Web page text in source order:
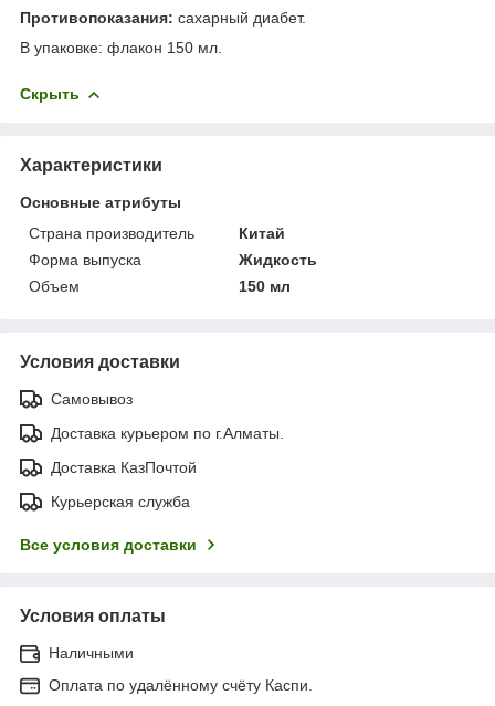
Противопоказания: сахарный диабет.
В упаковке: флакон 150 мл.
Скрыть
Характеристики
Основные атрибуты
Страна производитель
Китай
Форма выпуска
Жидкость
Объем
150 мл
Условия доставки
Самовывоз
Доставка курьером по г.Алматы.
Доставка КазПочтой
Курьерская служба
Все условия доставки
Условия оплаты
Наличными
Оплата по удалённому счёту Каспи.